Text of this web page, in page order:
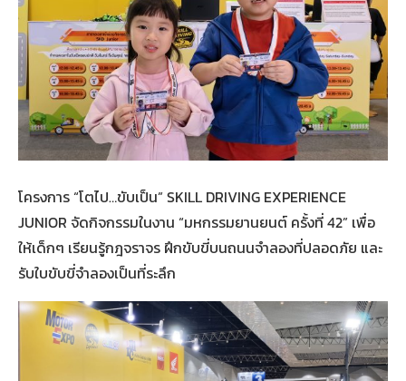
โครงการ “โตไป…ขับเป็น” SKILL DRIVING EXPERIENCE
JUNIOR จัดกิจกรรมในงาน “มหกรรมยานยนต์ ครั้งที่ 42” เพื่อ
ให้เด็กๆ เรียนรู้กฎจราจร ฝึกขับขี่บนถนนจำลองที่ปลอดภัย และ
รับใบขับขี่จำลองเป็นที่ระลึก